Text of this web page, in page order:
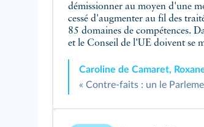
démissionner au moyen d'une
cessé d'augmenter au fil des
85 domaines de compétences.
et le Conseil de l'UE doivent se
Caroline de Camaret,
« Contre-faits : un le